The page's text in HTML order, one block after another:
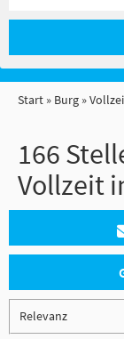
Start Burg
166
Vollzeit